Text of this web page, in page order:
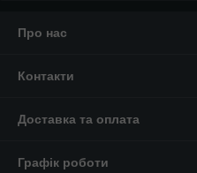
Про нас
Контакти
Доставка та оплата
Графік роботи